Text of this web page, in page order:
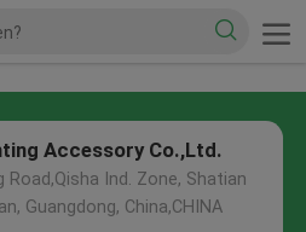
Accessory Co.,Ltd.
Road,Qisha Ind. Zone, Shatian
Guangdong, China,CHINA